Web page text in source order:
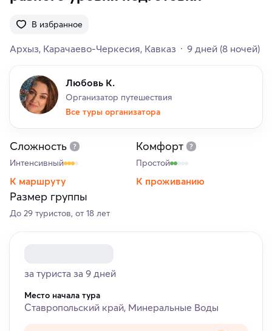
В избранное
Архыз Карачаево-Черкесия Кавказ 9 дней (8 ночей)
Любовь К.
Организатор путешествия
Все туры организатора
Сложность
Интенсивный
К маршруту
Комфорт
Простой
К проживанию
Размер группы
До 29 туристов, от 18 лет
за туриста за 9 дней
Место начала тура
Ставропольский край, Минеральные Воды